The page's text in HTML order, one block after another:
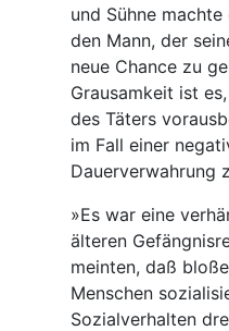
und Sühne
den Mann, der
neue Chance zu
Grausamkeit ist
des Täters
im Fall einer
Dauerverwahrung
»Es war eine
älteren
meinten, daß
Menschen
Sozialverhalten